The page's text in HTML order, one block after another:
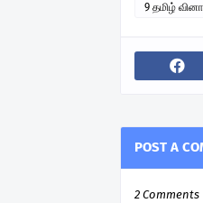
9 தமிழ்
POST A
2 Comments